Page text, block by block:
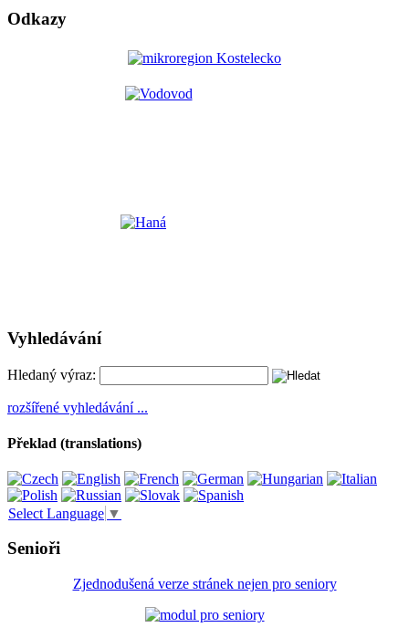
Odkazy
Vyhledávání
Hledaný výraz:
rozšířené vyhledávání ...
Překlad (translations)
Select Language ▼
Senioři
Zjednodušená verze stránek nejen pro seniory